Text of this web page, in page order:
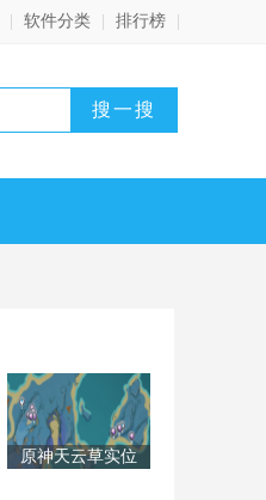
软件分类 排行榜
原神天云草实位